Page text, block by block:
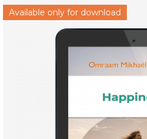
Available only for download